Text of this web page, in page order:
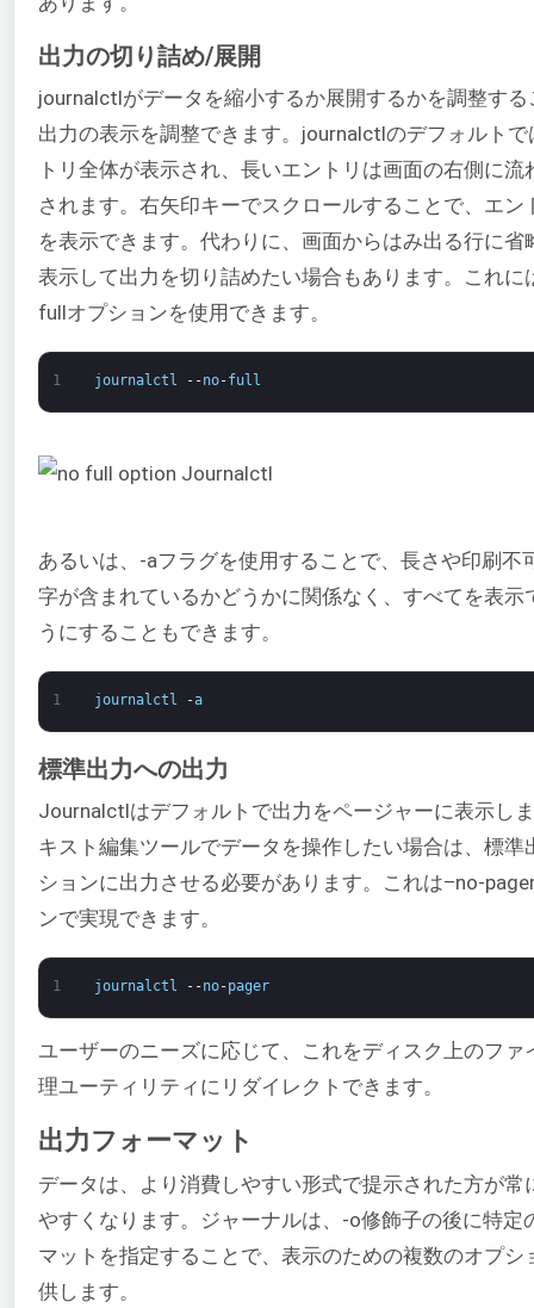
出力の切り詰め/展開
journalctlがデータを縮小するか展開するかを調整する
出力の表示を調整できます。journalctlのデフォルトで
トリ全体が表示され、長いエントリは画面の右側に流
されます。右矢印キーでスクロールすることで、エン
を表示できます。代わりに、画面からはみ出る行に省
表示して出力を切り詰めたい場合もあります。これに
fullオプションを使用できます。
1 journalctl --no-full
あるいは、-aフラグを使用することで、長さや印刷不
字が含まれているかどうかに関係なく、すべてを表示
うにすることもできます。
1 journalctl -a
標準出力への出力
Journalctlはデフォルトで出力をページャーに表示し
キスト編集ツールでデータを操作したい場合は、標準
ションに出力させる必要があります。これは–no-
ンで実現できます。
1 journalctl --no-pager
ユーザーのニーズに応じて、これをディスク上のファ
理ユーティリティにリダイレクトできます。
出力フォーマット
データは、より消費しやすい形式で提示された方が常
やすくなります。ジャーナルは、-o修飾子の後に特定
マットを指定することで、表示のための複数のオプシ
供します。